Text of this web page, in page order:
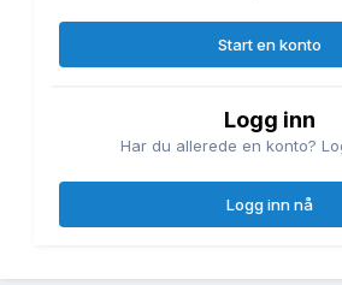
Start en konto
Logg inn
Har du allerede en konto?
Logg inn nå